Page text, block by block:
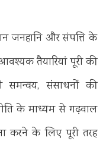
जनहानि और संपत्ति के
तैयारियां पूरी की
समन्वय, संसाधनों की
के माध्यम से गढ़वाल
करने के लिए पूरी तरह